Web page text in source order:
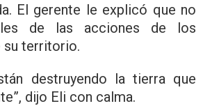
El gerente le explicó que no
de las acciones de los
su territorio.
destruyendo la tierra que
dijo Eli con calma.